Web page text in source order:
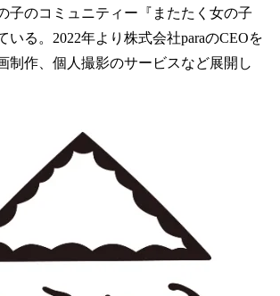
子のコミュニティー『またたく女の子
いる。2022年より株式会社paraのCEOを
制作、個人撮影のサービスなど展開し